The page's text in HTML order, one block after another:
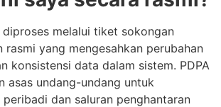
diproses melalui tiket sokongan
rasmi yang mengesahkan perubahan
konsistensi data dalam sistem. PDPA
asas undang-undang untuk
dan saluran penghantaran